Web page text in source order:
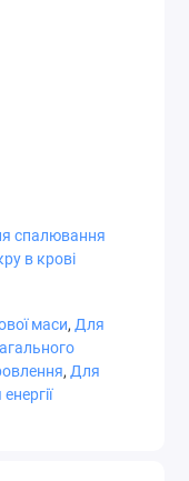
сухому місці.
Приймати разом
наявності
функції
дітей місці.
% Від
добової
потреби
спалювання
в крові
маси, Для
, Для